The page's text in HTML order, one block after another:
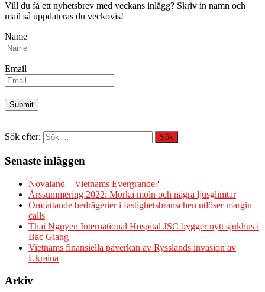
Vill du få ett nyhetsbrev med veckans inlägg? Skriv in namn och
mail så uppdateras du veckovis!
Name
Email
Sök efter:
Senaste inläggen
Novaland – Vietnams Evergrande?
Årssummering 2022: Mörka moln och några ljusglimtar
Omfattande bedrägerier i fastighetsbranschen utlöser margin
calls
Thai Nguyen International Hospital JSC bygger nytt sjukhus i
Bac Giang
Vietnams finansiella påverkan av Rysslands invasion av
Ukraina
Arkiv